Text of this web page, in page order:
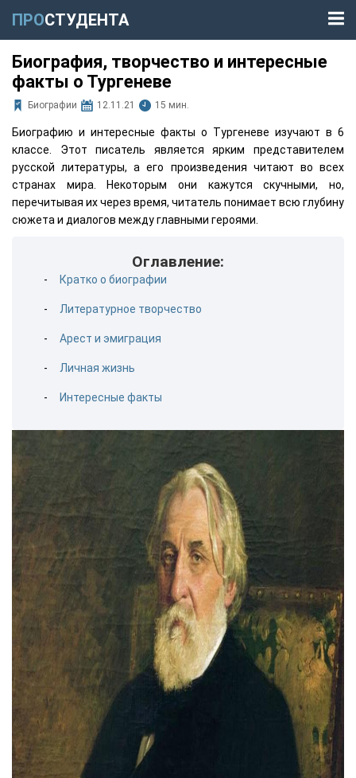
ПРОСТУДЕНТА
Биография, творчество и интересные
факты о Тургеневе
Биографии 12.11.21 15 мин.
Биографию и интересные факты о Тургеневе изучают в 6
классе. Этот писатель является ярким представителем
русской литературы, а его произведения читают во всех
странах мира. Некоторым они кажутся скучными, но,
перечитывая их через время, читатель понимает всю глубину
сюжета и диалогов между главными героями.
Оглавление:
Кратко о биографии
Литературное творчество
Арест и эмиграция
Личная жизнь
Интересные факты